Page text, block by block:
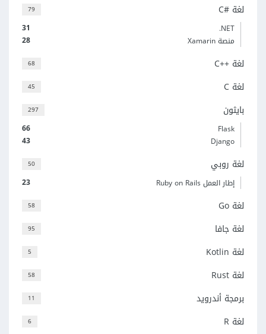
79 لغة C#‎
31
‎.NET
28
منصة Xamarin
68 لغة C++‎
45 لغة C
297 بايثون
66
Flask
43
Django
50 لغة روبي
23 إطار العمل Ruby on Rails
58 لغة Go
95 لغة جافا
5 لغة Kotlin
58 لغة Rust
11 برمجة أندرويد
6 لغة R